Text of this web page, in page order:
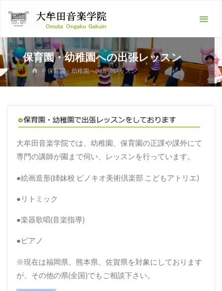
田
音
楽
学
ア
ノ
教
室･
タ
ー
保育園・幼稚園への出張レッスン
HOME保育園・幼稚園への出張レッスン
大牟田音楽学院では、幼稚園、保育園の正課や課外にて
専門の講師が園まで伺い、レッスンを行っています。
●絵画造形(姉妹校 ピノキオ美術倶楽部 こどもアトリエ)
●リトミック
●楽器歌唱(音楽指導)
●ピアノ
※現在は福岡県、熊本県、佐賀県を対象にしております
が、その他の県(全国)でもご相談下さい。